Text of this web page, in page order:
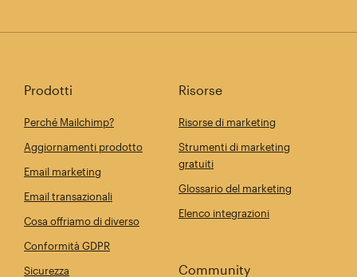
Prodotti
Perché Mailchimp?
Aggiornamenti prodotto
Email marketing
Email transazionali
Cosa offriamo di diverso
Conformità GDPR
Sicurezza
Risorse
Risorse di marketing
Strumenti di marketing
gratuiti
Glossario del marketing
Elenco integrazioni
Community